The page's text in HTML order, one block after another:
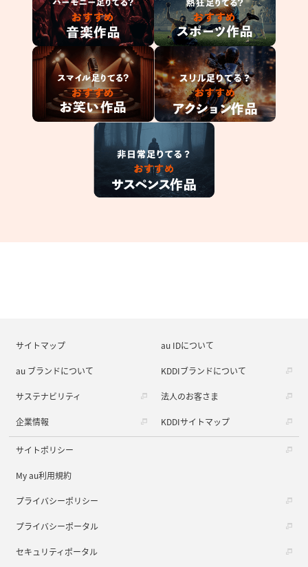
サイトマップ au IDについて
au ブランドについて KDDIブランドについて
サステナビリティ 法人のお客さま
企業情報 KDDIサイトマップ
サイトポリシー
My au利用規約
プライバシーポリシー
プライバシーポータル
セキュリティポータル